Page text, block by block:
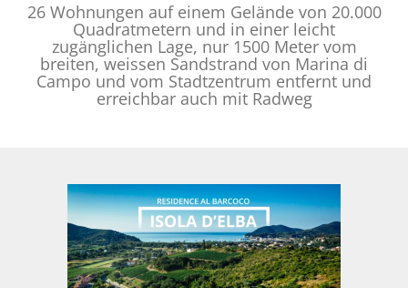
26 Wohnungen auf einem Gelände von 20.000
Quadratmetern und in einer leicht
zugänglichen Lage, nur 1500 Meter vom
breiten, weissen Sandstrand von Marina di
Campo und vom Stadtzentrum entfernt und
erreichbar auch mit Radweg